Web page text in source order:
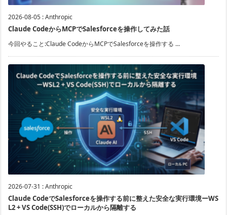
2026-08-05 :Anthropic
Claude CodeからMCPでSalesforceを操作してみた話
今回やること:Claude CodeからMCPでSalesforceを操作する ...
2026-07-31 :Anthropic
Claude CodeでSalesforceを操作する前に整えた安全な実行環境ーWS
L2 + VS Code(SSH)でローカルから隔離する